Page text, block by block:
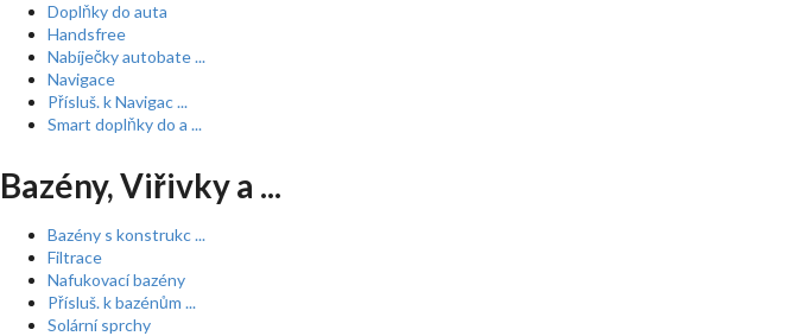
Doplňky do auta
Handsfree
Nabíječky autobate ...
Navigace
Přísluš. k Navigac ...
Smart doplňky do a ...
Bazény, Viřivky a ...
Bazény s konstrukc ...
Filtrace
Nafukovací bazény
Přísluš. k bazénům ...
Solární sprchy